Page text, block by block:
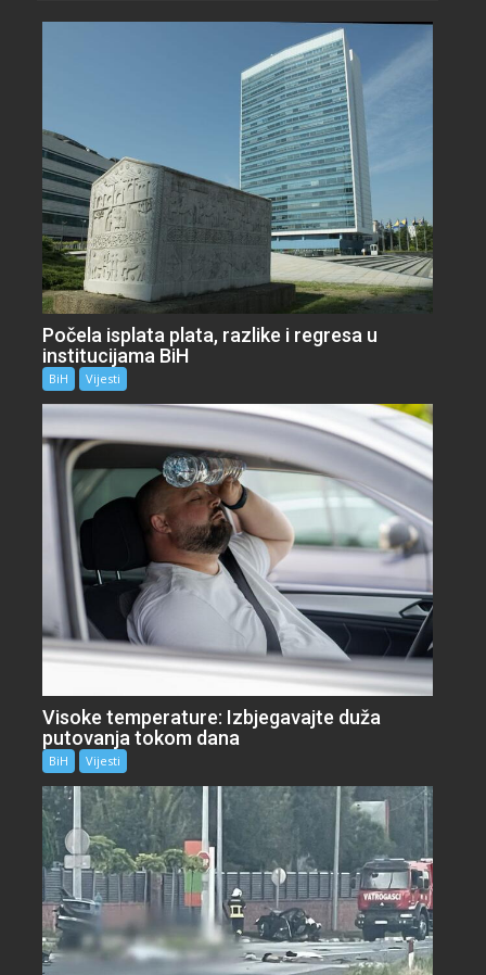
Počela isplata plata, razlike i regresa u
institucijama BiH
BiH Vijesti
Visoke temperature: Izbjegavajte duža
putovanja tokom dana
BiH Vijesti